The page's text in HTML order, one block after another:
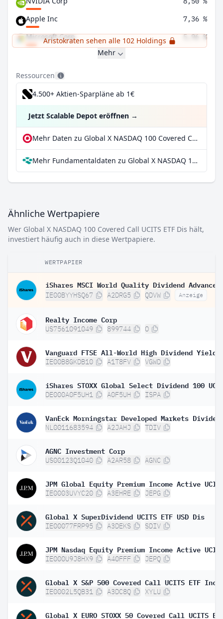
Apple Inc 7,36 %
Microsoft Corp 5,96 %
Aristokraten sehen alle 102 Holdings
Mehr
Ressourcen
4.500+ Aktien-Sparpläne ab 1€
Jetzt Scalable Depot eröffnen →
Mehr Daten zu Global X NASDAQ 100 Covered Call UCITS ETF Dis bei extraETF
Mehr Fundamentaldaten zu Global X NASDAQ 100 Covered Call UCITS ETF Dis bei Parqet
Ähnliche Wertpapiere
Wer Global X NASDAQ 100 Covered Call UCITS ETF Dis hält,
investiert häufig auch in diese Wertpapiere.
WERTPAPIER
IE00BYYHSQ67 A2DRG5 QDVW Anzeige
Realty Income Corp
US7561091049 899744 O
IE00B8GKDB10 A1T8FV VGWD
DE000A0F5UH1 A0F5UH ISPA
NL0011683594 A2JAHJ TDIV
AGNC Investment Corp
US00123Q1040 A2AR58 AGNC
IE0003UVYC20 A3EHRE JEPG
Global X SuperDividend UCITS ETF USD Dis
IE00077FRP95 A3DEKS SDIV
IE000U9J8HX9 A40FFF JEPQ
Global X S&P 500 Covered Call UCITS ETF Inc
IE0002L5QB31 A3DC8Q XYLU